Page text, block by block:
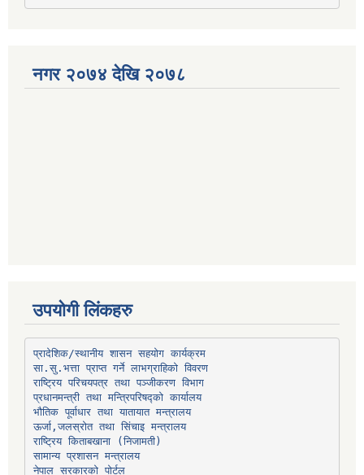
नगर २०७४ देखि २०७८
उपयोगी लिंकहरु
प्रादेशिक/स्थानीय शासन सहयोग कार्यक्रम
सा.सु.भत्ता प्राप्त गर्ने लाभग्राहिको विवरण
राष्ट्रिय परिचयपत्र तथा पञ्‍जीकरण विभाग
प्रधानमन्त्री तथा मन्त्रिपरिषद्को कार्यालय
भौतिक पूर्वाधार तथा यातायात मन्त्रालय
ऊर्जा,जलस्रोत तथा सिंचाइ मन्त्रालय
सामान्य प्रशासन मन्त्रालय
नेपाल सरकारको पोर्टल